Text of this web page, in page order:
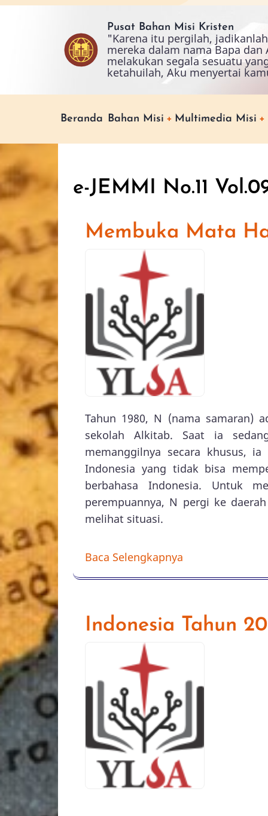
Skip
Pusat Bahan Misi Kristen
"Karena itu pergilah,
mereka dalam nama Bapa
melakukan segala sesuatu
ketahuilah, Aku menyertai
Main
Beranda Bahan Misi Multimedia Misi
e-JEMMI No.11
Membuka Mata
Tahun 1980, N (nama samaran)
sekolah Alkitab. Saat ia
memanggilnya secara khusus,
Indonesia yang tidak bisa
berbahasa Indonesia. Untuk
perempuannya, N pergi ke
melihat situasi.
Baca Selengkapnya
Indonesia Tahun